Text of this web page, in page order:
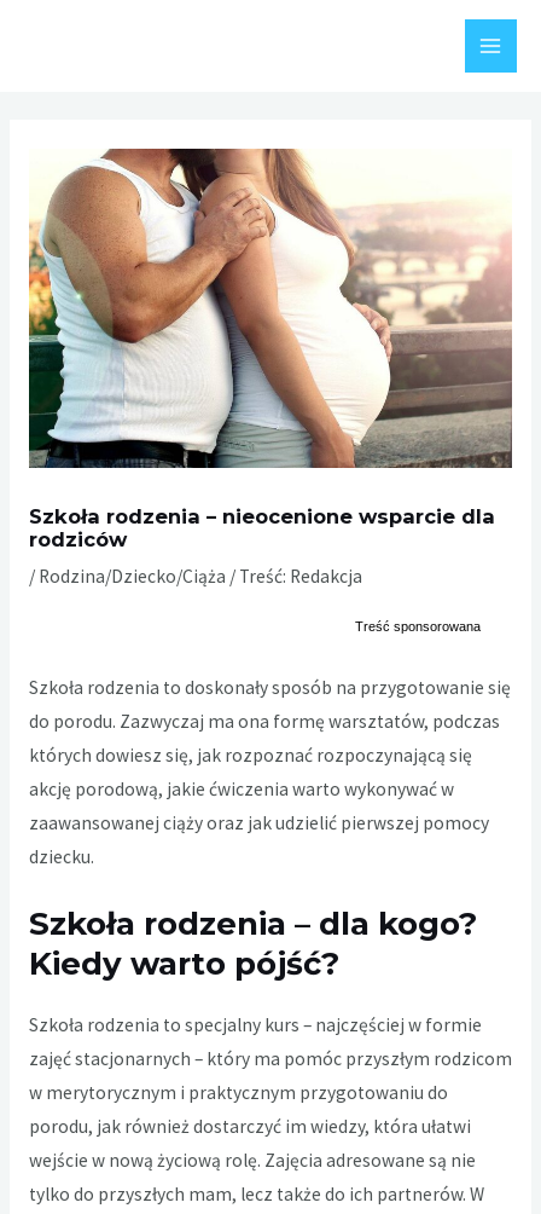
Szkoła rodzenia – nieocenione wsparcie dla
rodziców
/ Rodzina/Dziecko/Ciąża / Treść: Redakcja
Szkoła rodzenia to doskonały sposób na przygotowanie się
do porodu. Zazwyczaj ma ona formę warsztatów, podczas
których dowiesz się, jak rozpoznać rozpoczynającą się
akcję porodową, jakie ćwiczenia warto wykonywać w
zaawansowanej ciąży oraz jak udzielić pierwszej pomocy
dziecku.
Szkoła rodzenia – dla kogo?
Kiedy warto pójść?
Szkoła rodzenia to specjalny kurs – najczęściej w formie
zajęć stacjonarnych – który ma pomóc przyszłym rodzicom
w merytorycznym i praktycznym przygotowaniu do
porodu, jak również dostarczyć im wiedzy, która ułatwi
wejście w nową życiową rolę. Zajęcia adresowane są nie
tylko do przyszłych mam, lecz także do ich partnerów. W